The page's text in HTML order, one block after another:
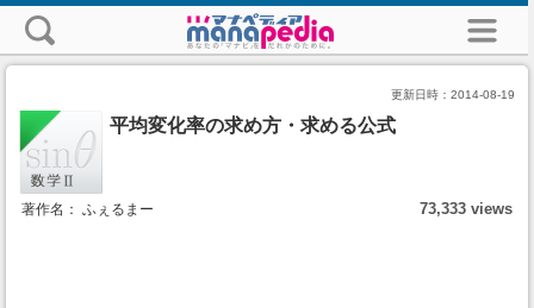
更新日時： 2014-08-19
平均変化率の求め方・求める公式
著作名： ふぇるまー 73,333 views